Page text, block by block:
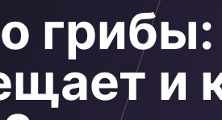
грибы:
и